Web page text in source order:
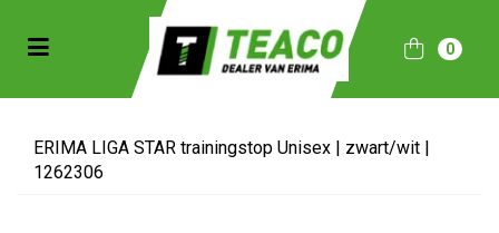
(Sportkleding)
(Collecties)
Toggle navigation 0
ERIMA LIGA STAR trainingstop Unisex | zwart/wit |
1262306